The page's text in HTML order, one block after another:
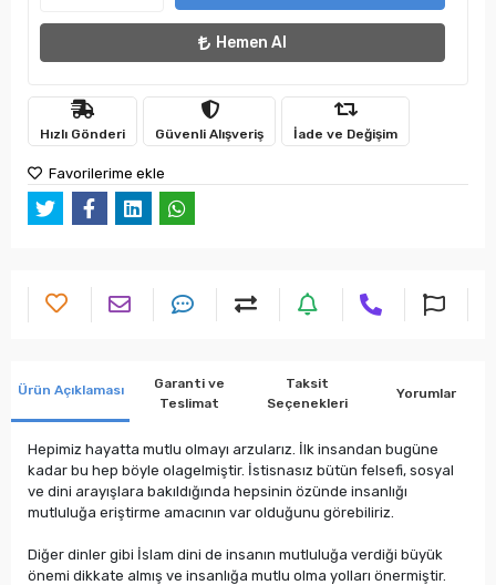
Hemen Al
Hızlı Gönderi Güvenli Alışveriş İade ve Değişim
Favorilerime ekle
Ürün Açıklaması
Garanti ve
Teslimat
Taksit
Seçenekleri
Yorumlar
Hepimiz hayatta mutlu olmayı arzularız. İlk insandan bugüne
kadar bu hep böyle olagelmiştir. İstisnasız bütün felsefi, sosyal
ve dini arayışlara bakıldığında hepsinin özünde insanlığı
mutluluğa eriştirme amacının var olduğunu görebiliriz.
Diğer dinler gibi İslam dini de insanın mutluluğa verdiği büyük
önemi dikkate almış ve insanlığa mutlu olma yolları önermiştir.